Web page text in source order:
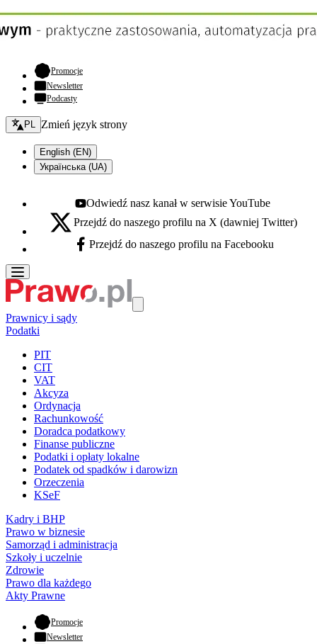
Promocje- otwiera się w nowej karcie
Newsletter
Podcasty
Zmień język - bieżący:
PL Zmień język strony
English (EN)
Українська (UA)
Youtube - otwiera się w nowej karcie
Odwiedź nasz kanał w serwisie YouTube
X - otwiera się w nowej karcie
Przejdź do naszego profilu na X (dawniej Twitter)
Facebook - otwiera się w nowej karcie
Przejdź do naszego profilu na Facebooku
Prawnicy i sądy
Podatki
PIT
CIT
VAT
Akcyza
Ordynacja
Rachunkowość
Doradca podatkowy
Finanse publiczne
Podatki i opłaty lokalne
Podatek od spadków i darowizn
Orzeczenia
KSeF
Kadry i BHP
Prawo w biznesie
Samorząd i administracja
Szkoły i uczelnie
Zdrowie
Prawo dla każdego
Akty Prawne
Promocje- otwiera się w nowej karcie
Newsletter